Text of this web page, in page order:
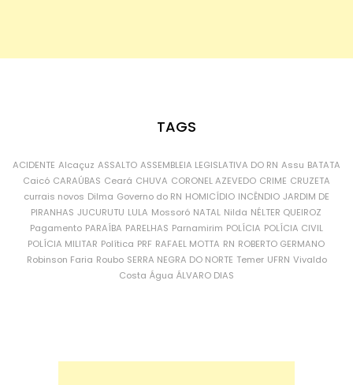
TAGS
ACIDENTE Alcaçuz ASSALTO ASSEMBLEIA LEGISLATIVA DO RN Assu BATATA
Caicó CARAÚBAS Ceará CHUVA CORONEL AZEVEDO CRIME CRUZETA
currais novos Dilma Governo do RN HOMICÍDIO INCÊNDIO JARDIM DE
PIRANHAS JUCURUTU LULA Mossoró NATAL Nilda NÉLTER QUEIROZ
Pagamento PARAÍBA PARELHAS Parnamirim POLÍCIA POLÍCIA CIVIL
POLÍCIA MILITAR Política PRF RAFAEL MOTTA RN ROBERTO GERMANO
Robinson Faria Roubo SERRA NEGRA DO NORTE Temer UFRN Vivaldo
Costa Água ÁLVARO DIAS